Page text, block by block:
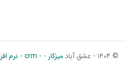
© ۱۴۰۴ - عشق آباد میزکار - - crm - نرم افزار ابری مدیریت کسب و کار